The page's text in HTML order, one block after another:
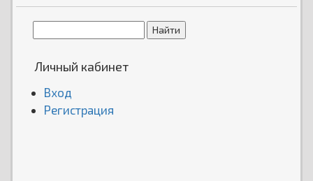
Личный кабинет
Вход
Регистрация